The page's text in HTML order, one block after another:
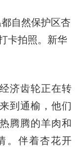
自然保护区杏
卡拍照。新华
济齿轮正在转
到通榆，他们
腾腾的羊肉和
。伴着杏花开